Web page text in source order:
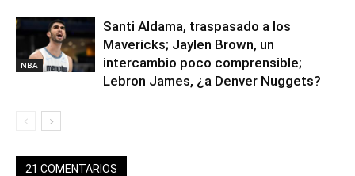
NBA
Santi Aldama, traspasado a los
Mavericks; Jaylen Brown, un
intercambio poco comprensible;
Lebron James, ¿a Denver Nuggets?
21 COMENTARIOS